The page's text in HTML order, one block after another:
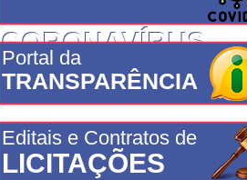
CORONAVÍRUS
Portal da
TRANSPARÊNCIA
Editais e Contratos de
LICITAÇÕES